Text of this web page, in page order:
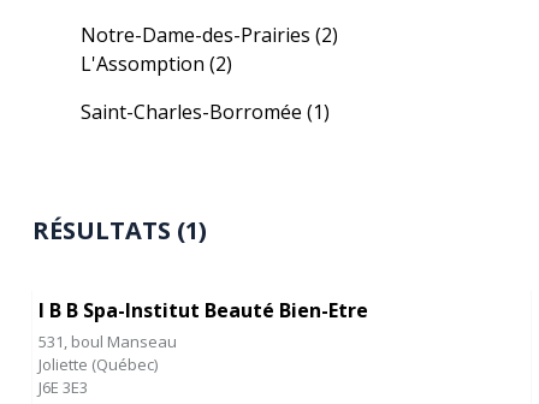
Notre-Dame-des-Prairies(2)
L'Assomption(2)
Saint-Charles-Borromée(1)
RÉSULTATS (1)
I B B Spa-Institut Beauté Bien-Etre
531, boul Manseau
Joliette (Québec)
J6E 3E3